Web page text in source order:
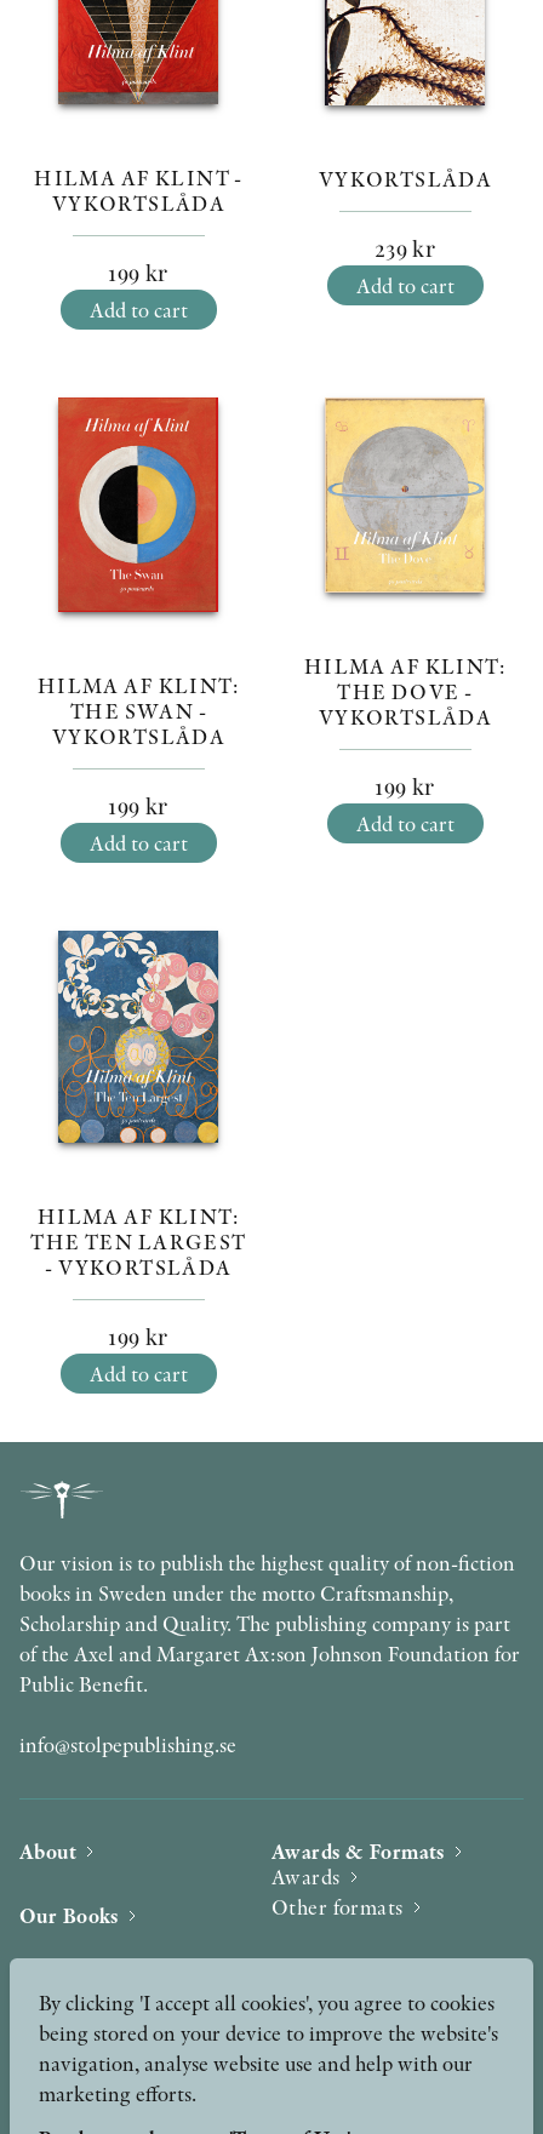
HILMA AF KLINT -
VYKORTSLÅDA
199 kr
Add to cart
VYKORTSLÅDA
239kr
Add to cart
HILMA AF KLINT:
THE SWAN -
VYKORTSLÅDA
199 kr
Add to cart
HILMA AF KLINT:
THE DOVE -
VYKORTSLÅDA
199 kr
Add to cart
HILMA AF KLINT:
THE TEN LARGEST
- VYKORTSLÅDA
199 kr
Add to cart
Our vision is to publish the highest quality of non-fiction
books in Sweden under the motto Craftsmanship,
Scholarship and Quality. The publishing company is part
of the Axel and Margaret Ax:son Johnson Foundation for
Public Benefit.
info@stolpepublishing.se
About
Our Books
News
Podcast & Video
Awards & Formats
Awards
Other formats
Press
Peer Review process
By clicking 'I accept all cookies', you agree to cookies
being stored on your device to improve the website's
navigation, analyse website use and help with our
marketing efforts.